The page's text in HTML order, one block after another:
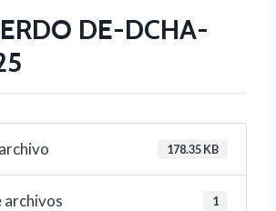
DE-DCHA-
178.35 KB
archivos 1